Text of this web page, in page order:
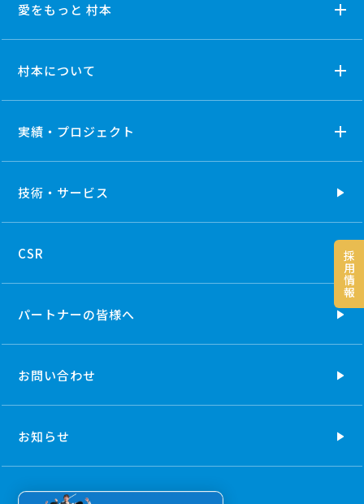
採
用
情
報
愛をもっと 村本
村本について
実績・プロジェクト
技術・ サービス
CSR
パートナーの皆様へ
お問い合わせ
お知らせ